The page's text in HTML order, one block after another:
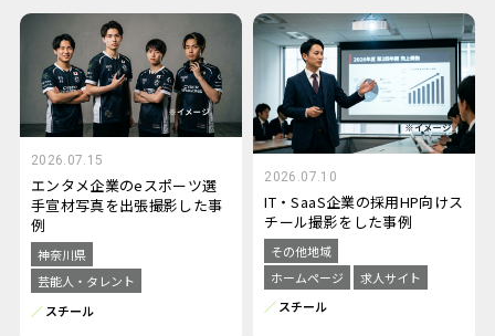
2026.07.15
エンタメ企業のeスポーツ選
手宣材写真を出張撮影した事
例
神奈川県
芸能人・タレント
スチール
2026.07.10
IT・SaaS企業の採用HP向けス
チール撮影をした事例
その他地域
ホームページ
求人サイト
スチール